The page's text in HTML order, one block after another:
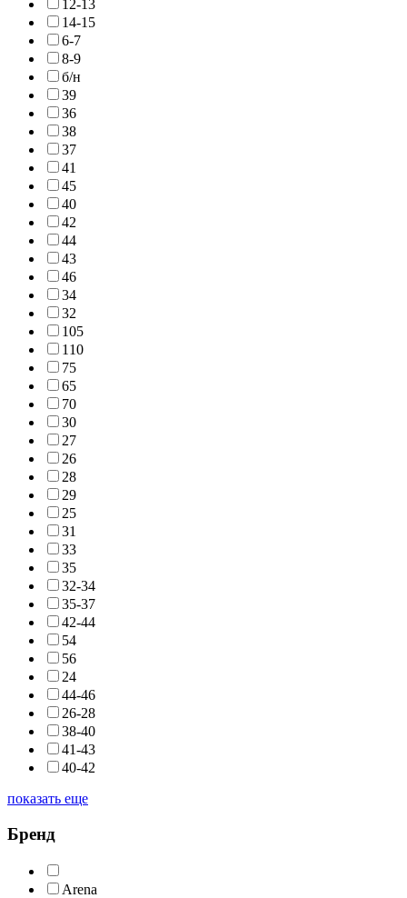
12-13
14-15
6-7
8-9
б/н
39
36
38
37
41
45
40
42
44
43
46
34
32
105
110
75
65
70
30
27
26
28
29
25
31
33
35
32-34
35-37
42-44
54
56
24
44-46
26-28
38-40
41-43
40-42
показать еще
Бренд
Arena